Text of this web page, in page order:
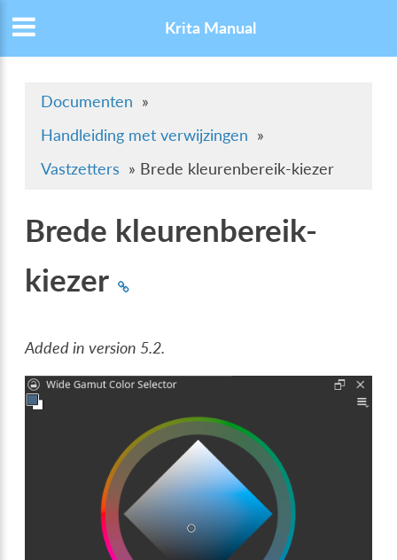
Krita Manual
Documenten »
Handleiding met verwijzingen »
Vastzetters » Brede kleurenbereik-kiezer
Brede kleurenbereik-
kiezer
Added in version 5.2.